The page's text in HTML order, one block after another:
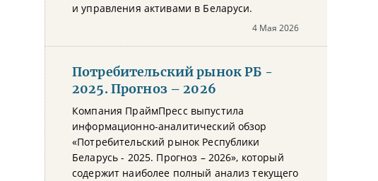
и управления активами в Беларуси.
4 Мая 2026
Потребительский рынок РБ -
2025. Прогноз – 2026
Компания ПраймПресс выпустила
информационно-аналитический обзор
«Потребительский рынок Республики
Беларусь - 2025. Прогноз – 2026», который
содержит наиболее полный анализ текущего